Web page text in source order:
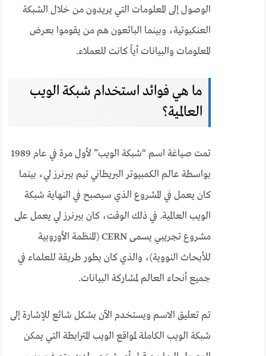
الوصول إلى المعلومات التي يريدون من خلال الشبكة
العنكبوتية، وبينما البائعون هم من يقوموا بعرض
المعلومات والبيانات أياً كانت للعملاء.
ما هي فوائد استخدام شبكة الويب
العالمية؟
تمت صياغة اسم “شبكة الويب” لأول مرة في عام 1989
بواسطة عالم الكمبيوتر البريطاني تيم بيرنرز لي، بينما
كان يعمل في المشروع الذي سيصبح في النهاية شبكة
الويب العالمية. في ذلك الوقت، كان بيرنرز لي يعمل على
مشروع تجريبي يسمى CERN (المنظمة الأوروبية
للأبحاث النووية)، والذي كان يطور طريقة للعلماء في
جميع أنحاء العالم لمشاركة البيانات.
تم تعليق الاسم ويستخدم الآن بشكل شائع للإشارة إلى
شبكة الويب الكاملة لمواقع الويب المترابطة التي يمكن